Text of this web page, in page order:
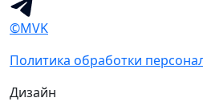
©MVK
Политика обработки
Дизайн